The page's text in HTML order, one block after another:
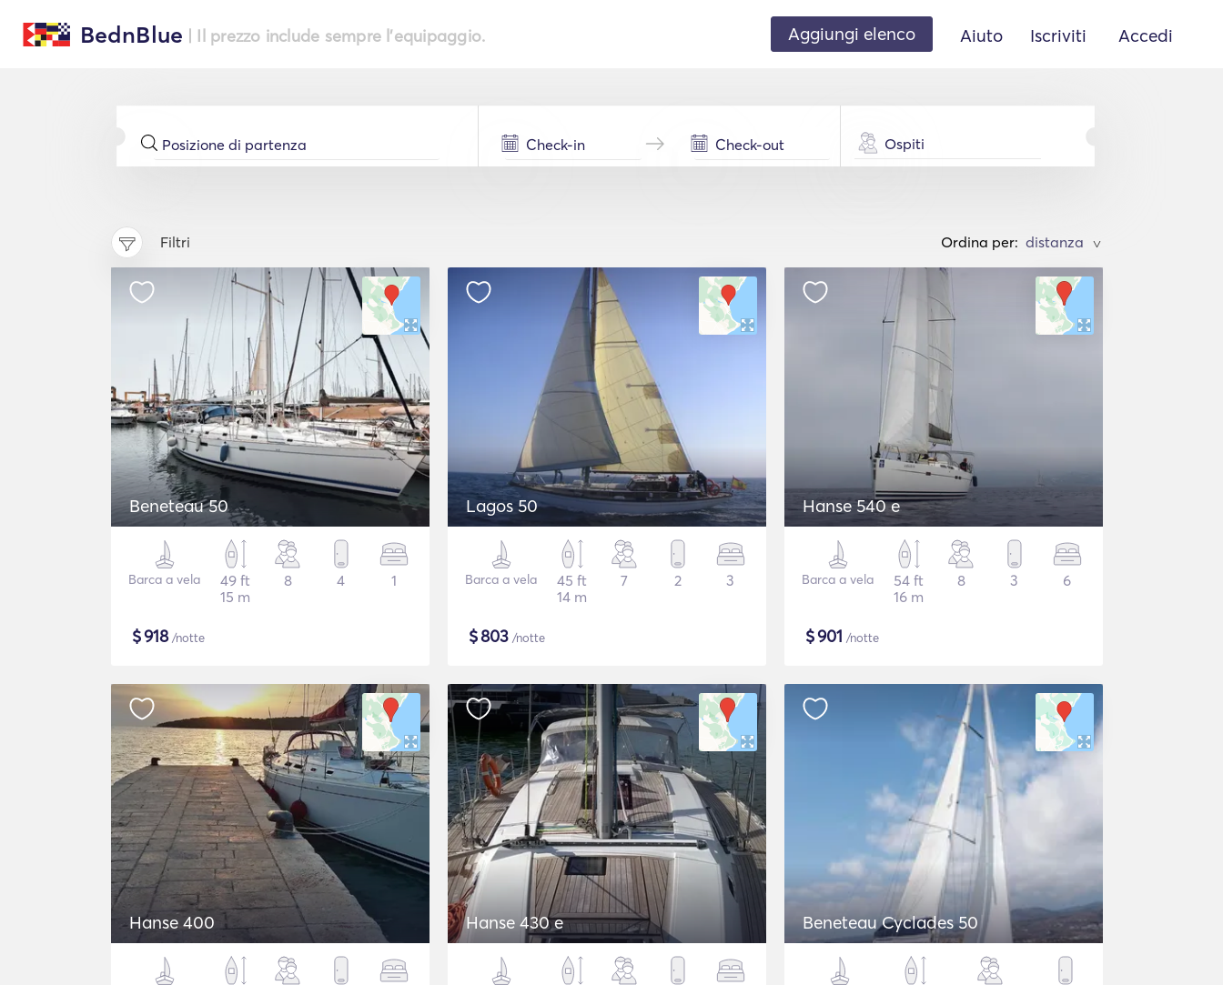
BednBlue | Il prezzo include sempre l'equipaggio. Aggiungi elenco Aiuto Iscriviti Accedi
Ospiti
Filtri Ordina per: >
Beneteau 50
Barca a vela
49 ft
15 m
8 4 1
$918/notte
Lagos 50
Barca a vela
45 ft
14 m
7 2 3
$803 /notte
Hanse 540 e
Barca a vela
54 ft
16 m
8 3 6
$901 /notte
Hanse 400 Hanse 430 e Beneteau Cyclades 50